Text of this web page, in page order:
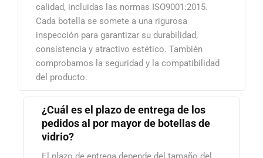
calidad, incluidas las normas ISO9001:2015.
Cada botella se somete a una rigurosa
inspección para garantizar su durabilidad,
consistencia y atractivo estético. También
comprobamos la seguridad y la compatibilidad
del producto.
¿Cuál es el plazo de entrega de los
pedidos al por mayor de botellas de
vidrio?